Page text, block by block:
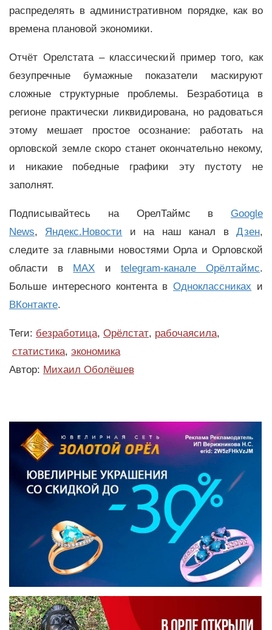
распределять в административном порядке, как во
времена плановой экономики.
Отчёт Орелстата – классический пример того, как
безупречные бумажные показатели маскируют
сложные структурные проблемы. Безработица в
регионе практически ликвидирована, но радоваться
этому мешает простое осознание: работать на
орловской земле скоро станет окончательно некому,
и никакие победные графики эту пустоту не
заполнят.
Подписывайтесь на ОрелТаймс в Google
News, Яндекс.Новости и на наш канал вДзен,
следите за главными новостями Орла и Орловской
области в MAX и telegram-канале Орёлтаймс.
Больше интересного контента вОдноклассниках и
ВКонтакте.
Теги: безработица, Орёлстат, рабочаясила,
статистика, экономика
Автор: Михаил Оболёшев